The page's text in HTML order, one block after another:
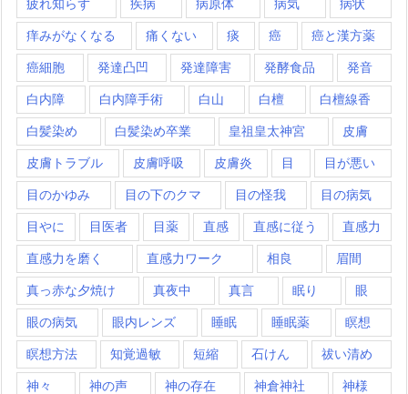
疲れ知らず 疾病 病原体 病気 病状
痒みがなくなる 痛くない 痰 癌 癌と漢方薬
癌細胞 発達凸凹 発達障害 発酵食品 発音
白内障 白内障手術 白山 白檀 白檀線香
白髪染め 白髪染め卒業 皇祖皇太神宮 皮膚
皮膚トラブル 皮膚呼吸 皮膚炎 目 目が悪い
目のかゆみ 目の下のクマ 目の怪我 目の病気
目やに 目医者 目薬 直感 直感に従う 直感力
直感力を磨く 直感力ワーク 相良 眉間
真っ赤な夕焼け 真夜中 真言 眠り 眼
眼の病気 眼内レンズ 睡眠 睡眠薬 瞑想
瞑想方法 知覚過敏 短縮 石けん 祓い清め
神々 神の声 神の存在 神倉神社 神様